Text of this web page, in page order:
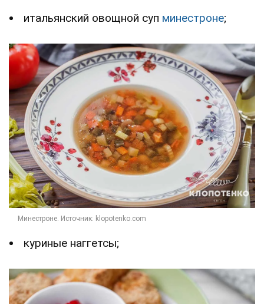
итальянский овощной суп минестроне;
куриные наггетсы;